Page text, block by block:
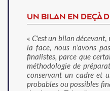
UN BILAN EN DEÇÀ
«C'est un bilan décevant,
la face, nous n’avons
finalistes, parce que
méthodologie de
conservant un cadre et
probables ou possibles